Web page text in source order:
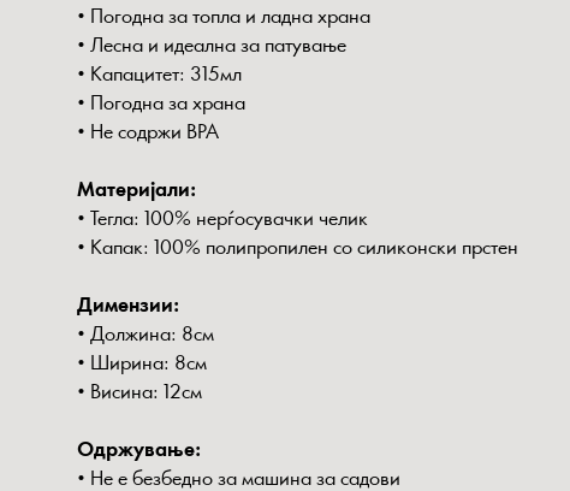
• Погодна за топла и ладна храна
• Лесна и идеална за патување
• Капацитет: 315мл
• Погодна за храна
• Не содржи BPA
Материјали:
• Тегла: 100% нерѓосувачки челик
• Капак: 100% полипропилен со силиконски прстен
Димензии:
• Должина: 8см
• Ширина: 8см
• Висина: 12см
Одржување:
• Не е безбедно за машина за садови